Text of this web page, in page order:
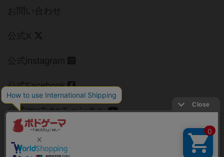
お問い合わせ
公式X
公式instagram
公式Facebook
公式YouTubeチャンネル